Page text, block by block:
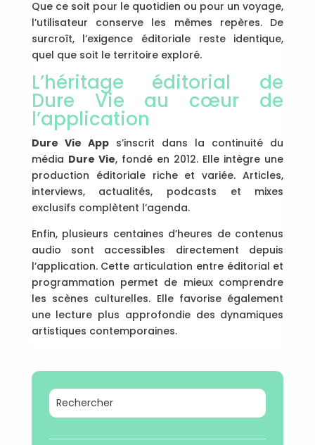
Que ce soit pour le quotidien ou pour un voyage,
l’utilisateur conserve les mêmes repères. De
surcroît, l’exigence éditoriale reste identique,
quel que soit le territoire exploré.
L’héritage éditorial de
Dure Vie au cœur de
l’application
Dure Vie Apps’inscrit dans la continuité du
média Dure Vie, fondé en 2012. Elle intègre une
production éditoriale riche et variée. Articles,
interviews, actualités, podcasts et mixes
exclusifs complètent l’agenda.
Enfin, plusieurs centaines d’heures de contenus
audio sont accessibles directement depuis
l’application. Cette articulation entre éditorial et
programmation permet de mieux comprendre
les scènes culturelles. Elle favorise également
une lecture plus approfondie des dynamiques
artistiques contemporaines.